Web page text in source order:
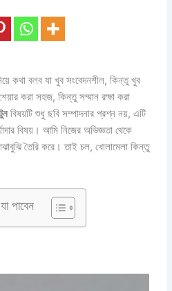
কথা বলব যা খুব সংবেদনশীল, কিন্তু খুব
করা সহজ, কিন্তু সম্মান রক্ষা করা
বিষয়টি শুধু ছবি সম্পাদনার প্রশ্ন নয়, এটি
বিষয়। আমি নিজের অভিজ্ঞতা থেকে
তৈরি করে। তাই চল, খোলামেলা কিন্তু
পাবেন